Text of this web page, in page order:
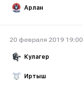
Арлан
20 февраля 2019 19:00
Кулагер
Иртыш